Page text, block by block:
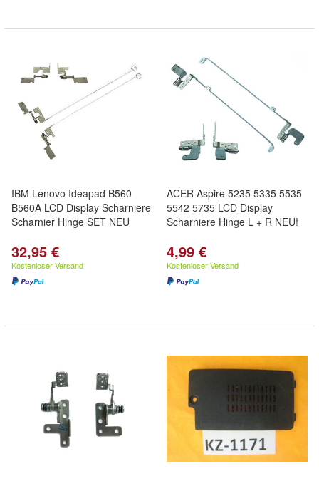
IBM Lenovo Ideapad B560
B560A LCD Display Scharniere
Scharnier Hinge SET NEU
32,95 €
Kostenloser Versand
ACER Aspire 5235 5335 5535
5542 5735 LCD Display
Scharniere Hinge L + R NEU!
4,99 €
Kostenloser Versand